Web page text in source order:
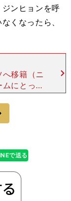
ンヒョンを呼
くなったら、
移籍（ニ
にとって
、サンフ
込みはど
で送る